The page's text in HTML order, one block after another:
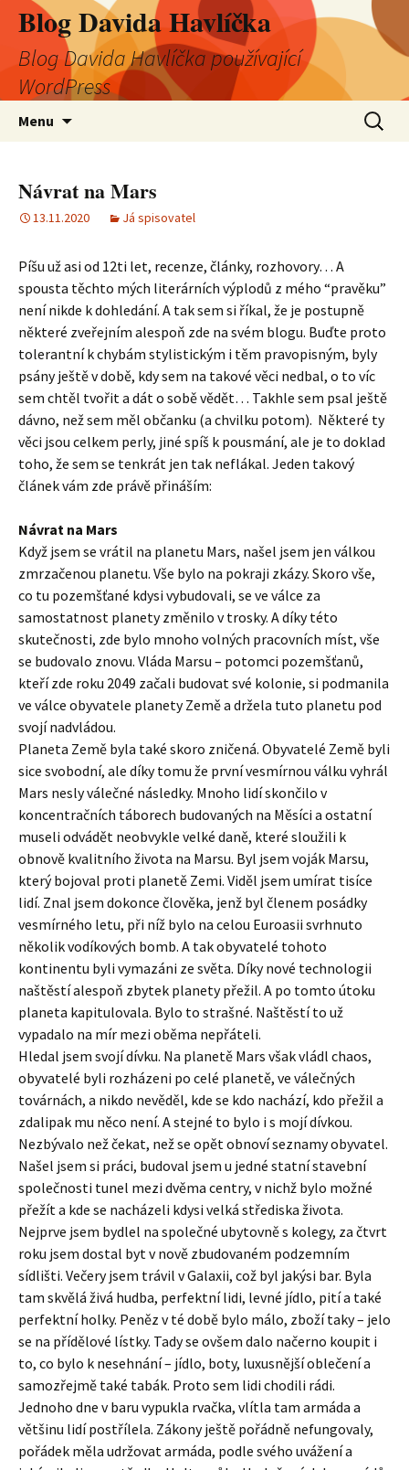
Blog Davida Havlíčka
Blog Davida Havlíčka používající
WordPress
Menu
Návrat na Mars
13.11.2020 Já spisovatel
Píšu už asi od 12ti let, recenze, články, rozhovory… A
spousta těchto mých literárních výplodů z mého “pravěku”
není nikde k dohledání. A tak sem si říkal, že je postupně
některé zveřejním alespoň zde na svém blogu. Buďte proto
tolerantní k chybám stylistickým i těm pravopisným, byly
psány ještě v době, kdy sem na takové věci nedbal, o to víc
sem chtěl tvořit a dát o sobě vědět… Takhle sem psal ještě
dávno, než sem měl občanku (a chvilku potom). Některé ty
věci jsou celkem perly, jiné spíš k pousmání, ale je to doklad
toho, že sem se tenkrát jen tak neflákal. Jeden takový
článek vám zde právě přináším:
Návrat na Mars
Když jsem se vrátil na planetu Mars, našel jsem jen válkou
zmrzačenou planetu. Vše bylo na pokraji zkázy. Skoro vše,
co tu pozemšťané kdysi vybudovali, se ve válce za
samostatnost planety změnilo v trosky. A díky této
skutečnosti, zde bylo mnoho volných pracovních míst, vše
se budovalo znovu. Vláda Marsu – potomci pozemšťanů,
kteří zde roku 2049 začali budovat své kolonie, si podmanila
ve válce obyvatele planety Země a držela tuto planetu pod
svojí nadvládou.
Planeta Země byla také skoro zničená. Obyvatelé Země byli
sice svobodní, ale díky tomu že první vesmírnou válku vyhrál
Mars nesly válečné následky. Mnoho lidí skončilo v
koncentračních táborech budovaných na Měsíci a ostatní
museli odvádět neobvykle velké daně, které sloužili k
obnově kvalitního života na Marsu. Byl jsem voják Marsu,
který bojoval proti planetě Zemi. Viděl jsem umírat tisíce
lidí. Znal jsem dokonce člověka, jenž byl členem posádky
vesmírného letu, při níž bylo na celou Euroasii svrhnuto
několik vodíkových bomb. A tak obyvatelé tohoto
kontinentu byli vymazáni ze světa. Díky nové technologii
naštěstí alespoň zbytek planety přežil. A po tomto útoku
planeta kapitulovala. Bylo to strašné. Naštěstí to už
vypadalo na mír mezi oběma nepřáteli.
Hledal jsem svojí dívku. Na planetě Mars však vládl chaos,
obyvatelé byli rozházeni po celé planetě, ve válečných
továrnách, a nikdo nevěděl, kde se kdo nachází, kdo přežil a
zdalipak mu něco není. A stejné to bylo i s mojí dívkou.
Nezbývalo než čekat, než se opět obnoví seznamy obyvatel.
Našel jsem si práci, budoval jsem u jedné statní stavební
společnosti tunel mezi dvěma centry, v nichž bylo možné
přežít a kde se nacházeli kdysi velká střediska života.
Nejprve jsem bydlel na společné ubytovně s kolegy, za čtvrt
roku jsem dostal byt v nově zbudovaném podzemním
sídlišti. Večery jsem trávil v Galaxii, což byl jakýsi bar. Byla
tam skvělá živá hudba, perfektní lidi, levné jídlo, pití a také
perfektní holky. Peněz v té době bylo málo, zboží taky – jelo
se na přídělové lístky. Tady se ovšem dalo načerno koupit i
to, co bylo k nesehnání – jídlo, boty, luxusnější oblečení a
samozřejmě také tabák. Proto sem lidi chodili rádi.
Jednoho dne v baru vypukla rvačka, vlítla tam armáda a
většinu lidí postřílela. Zákony ještě pořádně nefungovaly,
pořádek měla udržovat armáda, podle svého uvážení a